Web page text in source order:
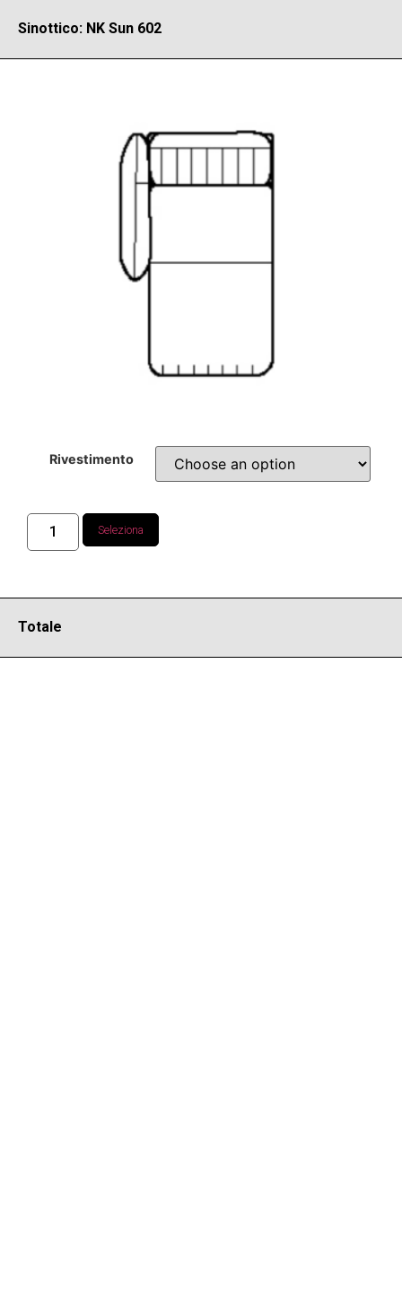
Sinottico: NK Sun 602
Rivestimento
Seleziona
Totale